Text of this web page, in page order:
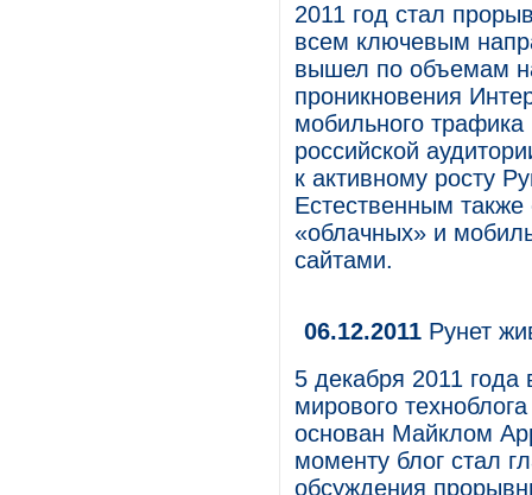
2011 год стал
всем ключевым
вышел по объемам
проникновения
мобильного трафика
российской
к активному росту
Естественным также
«облачных» и
сайтами.
06.12.2011 Рунет
5 декабря 2011
мирового
основан Майклом
моменту блог стал
обсуждения